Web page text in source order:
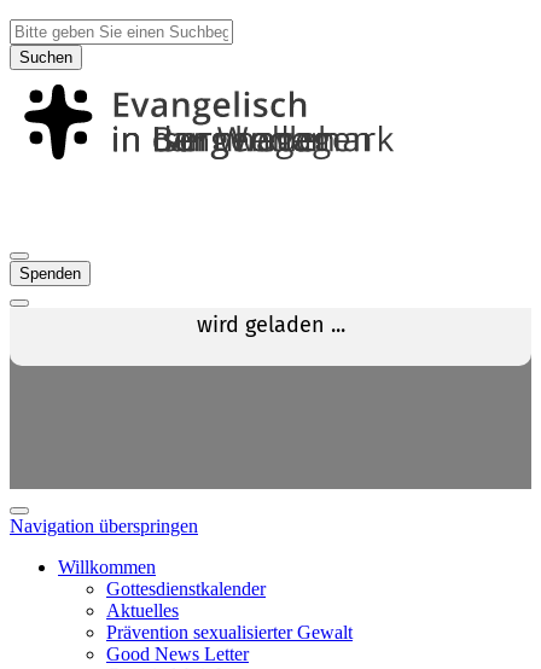
Suchen
Spenden
Navigation überspringen
Willkommen
Gottesdienstkalender
Aktuelles
Prävention sexualisierter Gewalt
Good News Letter